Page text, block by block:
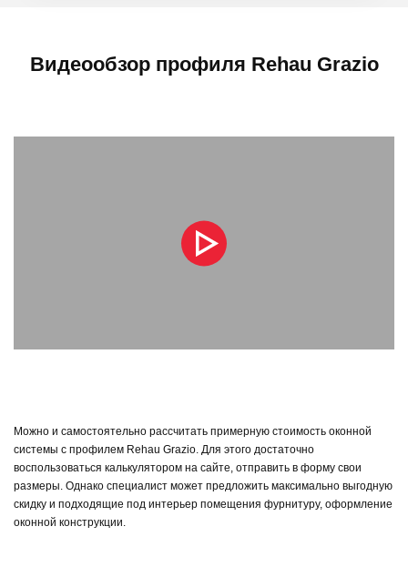
Видеообзор профиля Rehau Grazio
Выберите опции для окон
Обновить фон
Можно и самостоятельно рассчитать примерную стоимость оконной
системы с профилем Rehau Grazio. Для этого достаточно
воспользоваться калькулятором на сайте, отправить в форму свои
размеры. Однако специалист может предложить максимально выгодную
скидку и подходящие под интерьер помещения фурнитуру, оформление
оконной конструкции.